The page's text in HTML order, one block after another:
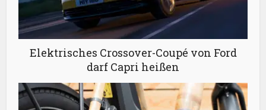
Elektrisches Crossover-Coupé von Ford
darf Capri heißen